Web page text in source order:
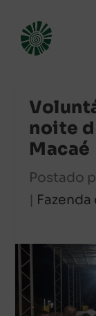
noite
Macaé
Postado
| Fazenda